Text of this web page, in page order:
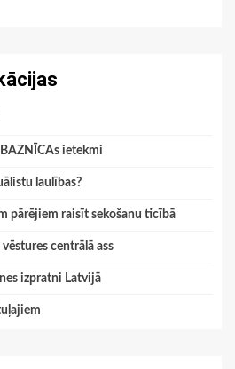
ietekmi
laulības?
pārējiem raisīt sekošanu ticībā
centrālā ass
izpratni Latvijā